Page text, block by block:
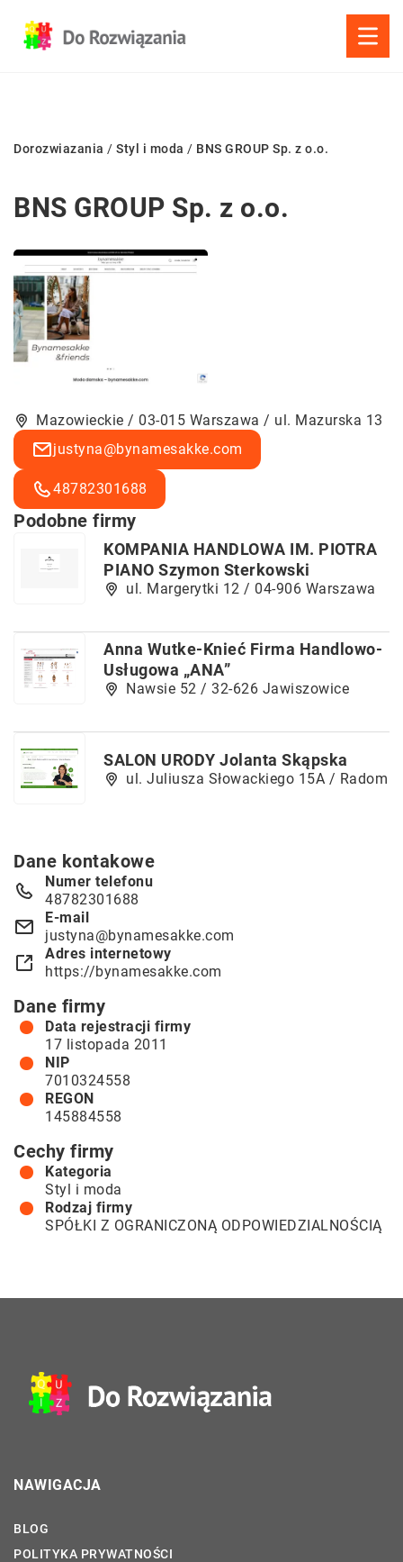
Dorozwiazania / Styl i moda / BNS GROUP Sp. z o.o.
BNS GROUP Sp. z o.o.
Mazowieckie / 03-015 Warszawa / ul. Mazurska 13
justyna@bynamesakke.com
48782301688
Podobne firmy
KOMPANIA HANDLOWA IM. PIOTRA
PIANO Szymon Sterkowski
ul. Margerytki 12 / 04-906 Warszawa
Anna Wutke-Knieć Firma Handlowo-
Usługowa „ANA”
Nawsie 52 / 32-626 Jawiszowice
SALON URODY Jolanta Skąpska
ul. Juliusza Słowackiego 15A / Radom
Dane kontakowe
Numer telefonu
48782301688
E-mail
justyna@bynamesakke.com
Adres internetowy
https://bynamesakke.com
Dane firmy
Data rejestracji firmy
17 listopada 2011
NIP
7010324558
REGON
145884558
Cechy firmy
Kategoria
Styl i moda
Rodzaj firmy
SPÓŁKI Z OGRANICZONĄ ODPOWIEDZIALNOŚCIĄ
NAWIGACJA
BLOG
POLITYKA PRYWATNOŚCI